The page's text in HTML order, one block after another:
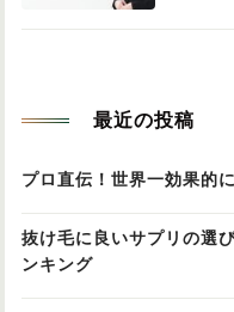
最近の投稿
プロ直伝！世界一効果的
抜け毛に良いサプリの選
ンキング